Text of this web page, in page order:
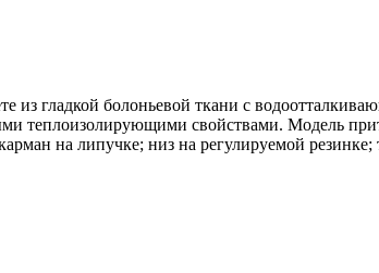
гладкой болоньевой ткани с
теплоизолирующими свойствами. Модель
на липучке; низ на регулируемой резинке;